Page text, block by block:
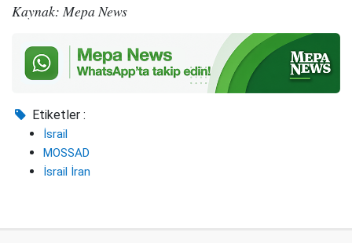
Kaynak: Mepa News
Etiketler :
İsrail
MOSSAD
İsrail İran